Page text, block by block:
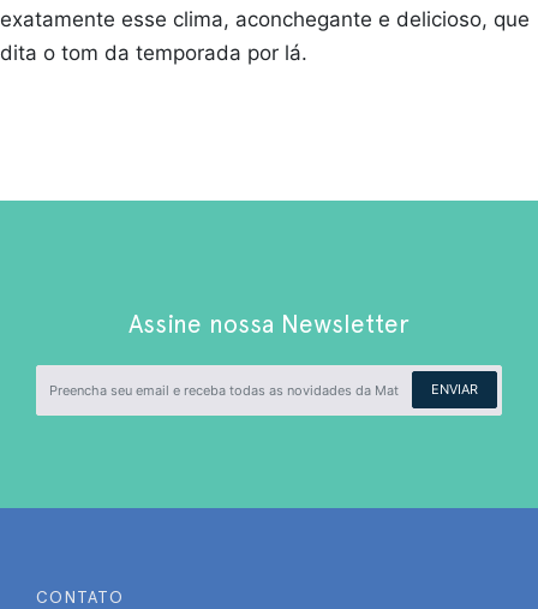
exatamente esse clima, aconchegante e delicioso, que
dita o tom da temporada por lá.
Assine nossa Newsletter
ENVIAR
CONTATO